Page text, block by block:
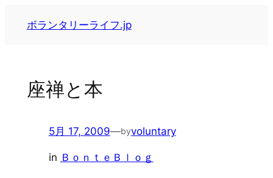
ボランタリーライフ.jp
座禅と本
5月 17, 2009—byvoluntary
in ＢｏｎｔｅＢｌｏｇ